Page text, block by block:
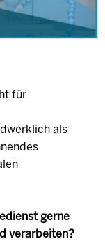
für
als
gerne
verarbeiten?